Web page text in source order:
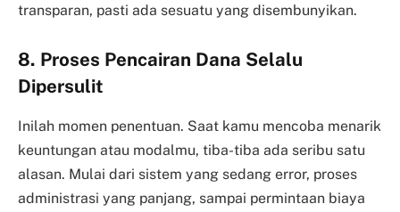
transparan, pasti ada sesuatu yang disembunyikan.
8. Proses Pencairan Dana Selalu
Dipersulit
Inilah momen penentuan. Saat kamu mencoba menarik
keuntungan atau modalmu, tiba-tiba ada seribu satu
alasan. Mulai dari sistem yang sedang error, proses
administrasi yang panjang, sampai permintaan biaya